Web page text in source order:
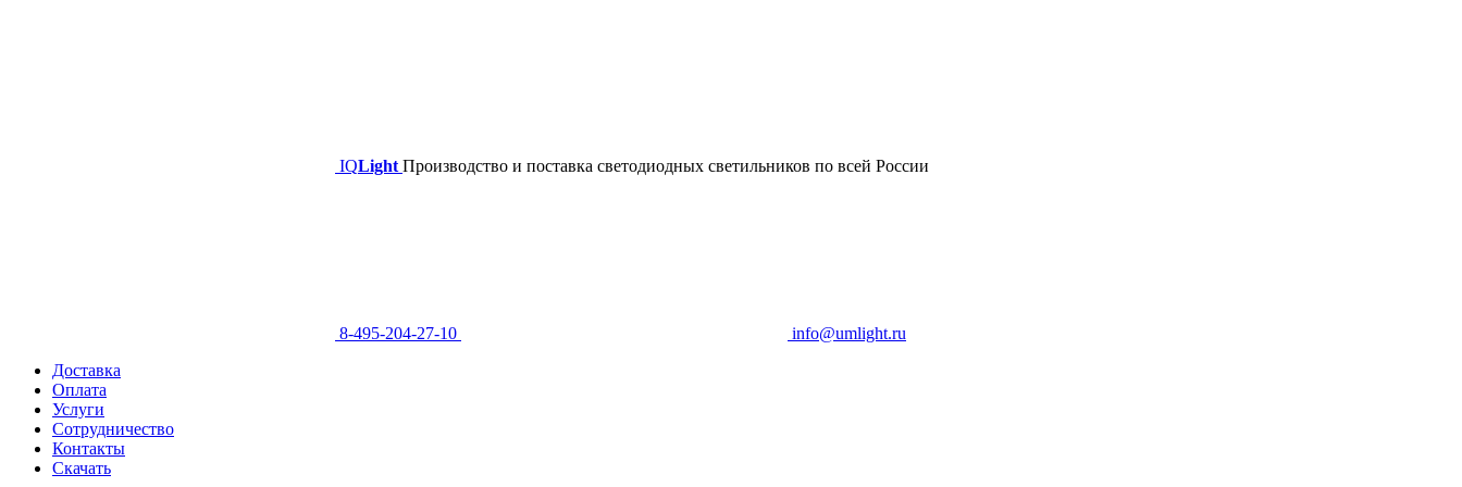
IQLight Производство и поставка светодиодных светильников по всей России
8-495-204-27-10
info@umlight.ru
Доставка
Оплата
Услуги
Сотрудничество
Контакты
Скачать